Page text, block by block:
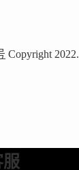
Copyright 2022.